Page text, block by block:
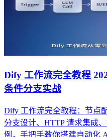
Dify 工作流完全教程
条件分支实战
Dify 工作流完全教程：节点
分支设计、HTTP 请求集成
例，手把手教你搭建自动化